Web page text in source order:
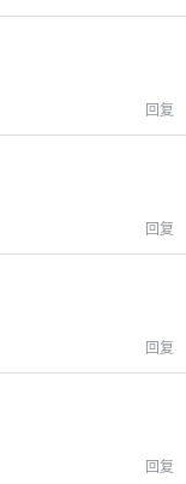
回复
回复
回复
回复